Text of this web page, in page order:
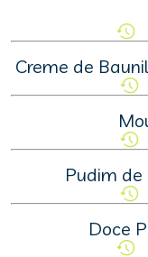
Creme de
Pudim
Doce